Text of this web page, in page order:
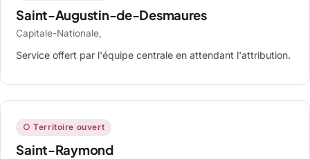
Saint-Augustin-de-Desmaures
Capitale-Nationale,
Service offert par l'équipe centrale en attendant l'attribution.
○ Territoire ouvert
Saint-Raymond